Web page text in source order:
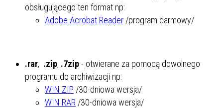
obsługującego ten format np:
Adobe Acrobat Reader /program darmowy/
.rar, .zip, .7zip- otwierane za pomocą dowolnego
programu do archiwizacji np:
WIN ZIP /30-dniowa wersja/
WIN RAR /30-dniowa wersja/